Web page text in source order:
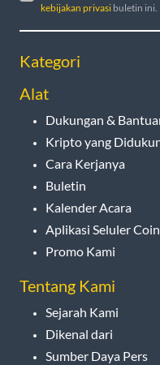
kebijakan privasi buletin ini.
Kategori
Alat
Dukungan &
Kripto yang
Cara Kerjanya
Buletin
Kalender Acara
Aplikasi Seluler
Promo Kami
Tentang Kami
Sejarah Kami
Dikenal dari
Sumber Daya Pers